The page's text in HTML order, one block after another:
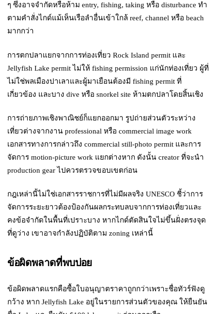
ๆ ซึ่งอาจจำกัดหรือห้าม entry, fishing, taking หรือ disturbance ทำ
ตามคำสั่งไกด์แม้เห็นเรือลำอื่นเข้าใกล้ reef, channel หรือ beach
มากกว่า
การตกปลาแยกจากการท่องเที่ยว Rock Island permit และ
Jellyfish Lake permit ไม่ให้ fishing permission แก่นักท่องเที่ยว ผู้ที่
ไม่ใช่พลเมืองปาเลาและผู้มาเยือนต้องมี fishing permit ที่
เกี่ยวข้อง และบาง dive หรือ snorkel site ห้ามตกปลาโดยสิ้นเชิง
การถ่ายภาพเชิงพาณิชย์ก็แยกออกมา รูปถ่ายส่วนตัวระหว่าง
เที่ยวต่างจากงาน professional หรือ commercial image work
เอกสารทางการกล่าวถึง commercial still-photo permit และการ
จัดการ motion-picture work แยกต่างหาก ดังนั้น creator ที่จะนำ
production gear ไปควรตรวจขอบเขตก่อน
กฎเหล่านี้ไม่ใช่เอกสารราชการที่ไม่มีผลจริง UNESCO ชี้ว่าการ
จัดการระยะยาวต้องป้องกันผลกระทบลบจากการท่องเที่ยวและ
คงข้อจำกัดในพื้นที่เปราะบาง หากไกด์ตัดสินใจไม่ขึ้นฝั่งตรงจุด
ที่ดูว่าง เขาอาจกำลังปฏิบัติตาม zoning เหล่านี้
ข้อผิดพลาดที่พบบ่อย
ข้อผิดพลาดแรกคือซื้อใบอนุญาตราคาถูกกว่าเพราะชื่อทัวร์ฟังดู
กว้าง หาก Jellyfish Lake อยู่ในรายการส่วนตัวของคุณ ให้ยืนยัน